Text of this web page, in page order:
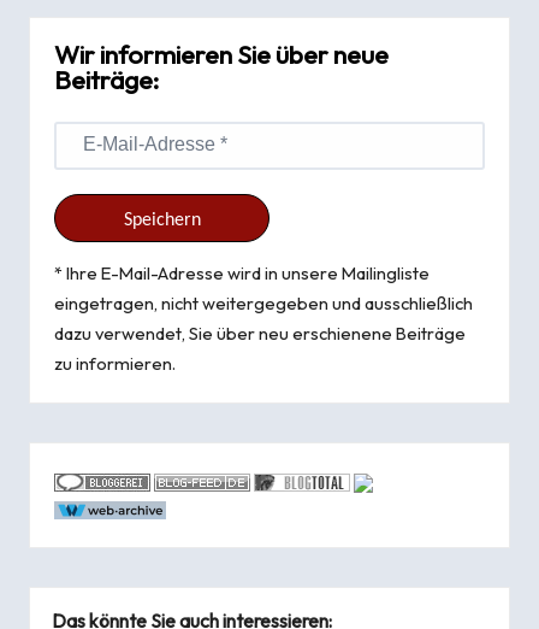
Wir informieren Sie über neue
Beiträge:
* Ihre E-Mail-Adresse wird in unsere Mailingliste
eingetragen, nicht weitergegeben und ausschließlich
dazu verwendet, Sie über neu erschienene Beiträge
zu informieren.
Das könnte Sie auch interessieren: